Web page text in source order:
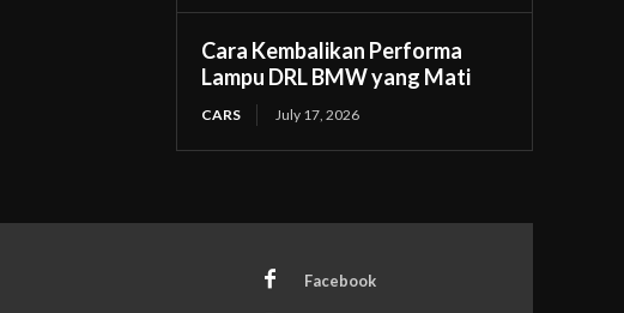
Cara Kembalikan Performa
Lampu DRL BMW yang Mati
CARS July 17, 2026
Facebook